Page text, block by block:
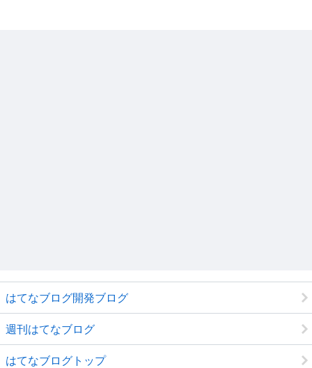
はてなブログ開発ブログ
週刊はてなブログ
はてなブログトップ